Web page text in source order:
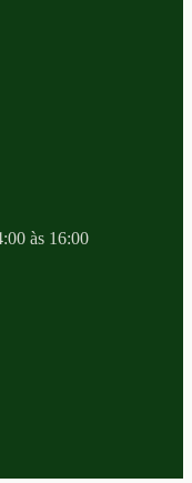
às 16:00